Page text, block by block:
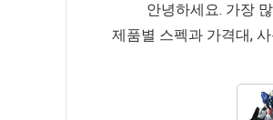
안녕하세요. 가장
제품별 스펙과 가격대,